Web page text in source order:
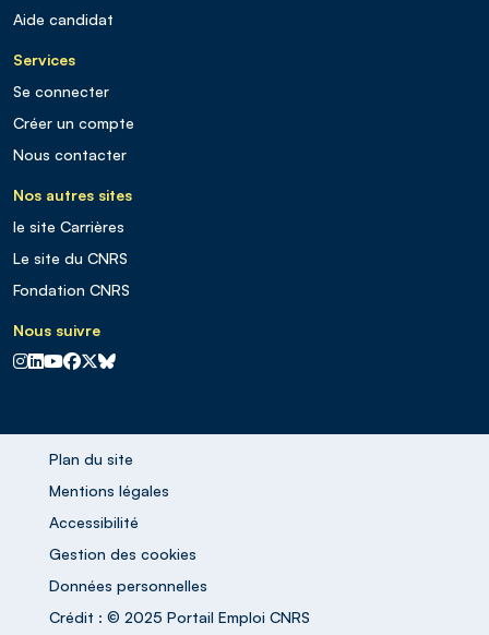
Aide candidat
Services
Se connecter
Créer un compte
Nous contacter
Nos autres sites
le site Carrières
Le site du CNRS
Fondation CNRS
Nous suivre
CNRS sur Instagram
CNRS sur Linkedin
CNRS sur Youtube
CNRS sur Facebook
CNRS sur X
CNRS sur Blus sky
Plan du site
Mentions légales
Accessibilité
Gestion des cookies
Données personnelles
Crédit : © 2025 Portail Emploi CNRS